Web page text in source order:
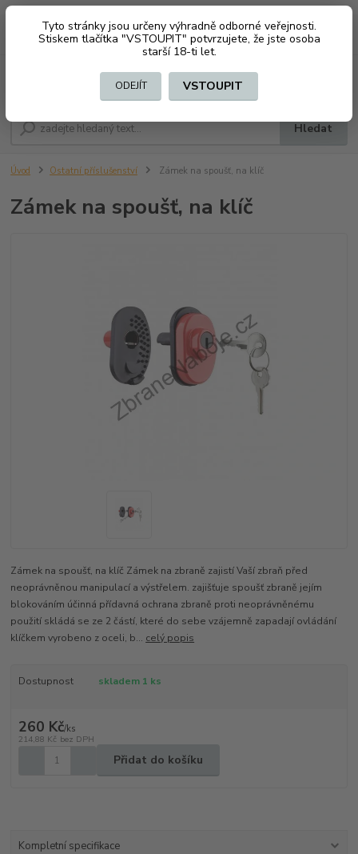
Tyto stránky jsou určeny výhradně odborné veřejnosti.
Stiskem tlačítka "VSTOUPIT" potvrzujete, že jste osoba
starší 18-ti let.
ODEJÍT VSTOUPIT
CZK
Hledat
+420 603794370 za0 Kč
Úvod Ostatní příslušenství Zámek na spoušť, na klíč
Zámek na spoušť, na klíč
Zámek na spoušť, na klíč Zámek na zbraně zajistí Vaší zbraň před
neoprávněnou manipulací a výstřelem. zajišťuje spoušť zbraně jejím
blokováním účinná přídavná ochrana zbraně proti neoprávněnému
použití skládá se ze 2 částí, které do sebe vzájemně zapadají ovládání
klíčkem vyrobeno z oceli, b... celý popis
Dostupnost skladem 1 ks
260 Kč/ks
214,88 Kč bez DPH
Přidat do košíku
Kompletní specifikace